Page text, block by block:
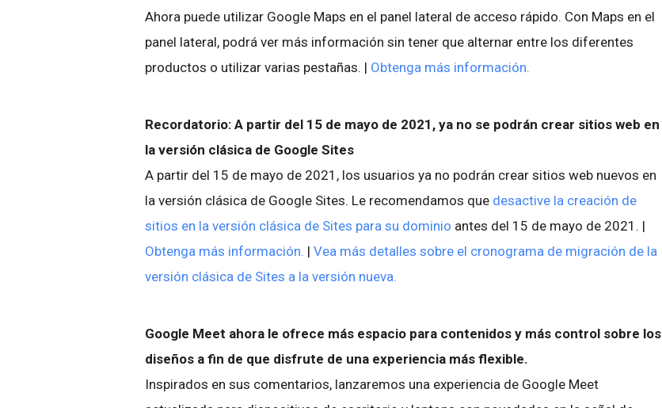
Ahora puede utilizar Google Maps en el panel lateral de acceso rápido. Con Maps en el
panel lateral, podrá ver más información sin tener que alternar entre los diferentes
productos o utilizar varias pestañas. | Obtenga más información.
Recordatorio: A partir del 15 de mayo de 2021, ya no se podrán crear sitios web en
la versión clásica de Google Sites
A partir del 15 de mayo de 2021, los usuarios ya no podrán crear sitios web nuevos en
la versión clásica de Google Sites. Le recomendamos que desactive la creación de
sitios en la versión clásica de Sites para su dominio antes del 15 de mayo de 2021. |
Obtenga más información. | Vea más detalles sobre el cronograma de migración de la
versión clásica de Sites a la versión nueva.
Google Meet ahora le ofrece más espacio para contenidos y más control sobre los
diseños a fin de que disfrute de una experiencia más flexible.
Inspirados en sus comentarios, lanzaremos una experiencia de Google Meet